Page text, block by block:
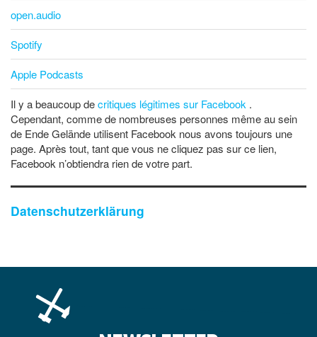
open.audio
Spotify
Apple Podcasts
Il y a beaucoup decritiques légitimes sur Facebook .
Cependant, comme de nombreuses personnes même au sein
de Ende Gelände utilisent Facebook nous avons toujours une
page. Après tout, tant que vous ne cliquez pas sur ce lien,
Facebook n’obtiendra rien de votre part.
Datenschutzerklärung